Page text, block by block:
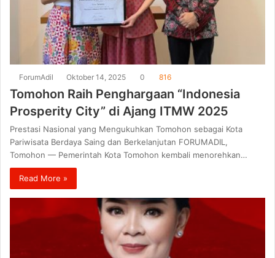
ForumAdil Oktober 14, 2025 0 816
Tomohon Raih Penghargaan “Indonesia
Prosperity City” di Ajang ITMW 2025
Prestasi Nasional yang Mengukuhkan Tomohon sebagai Kota
Pariwisata Berdaya Saing dan Berkelanjutan FORUMADIL,
Tomohon — Pemerintah Kota Tomohon kembali menorehkan…
Read More »